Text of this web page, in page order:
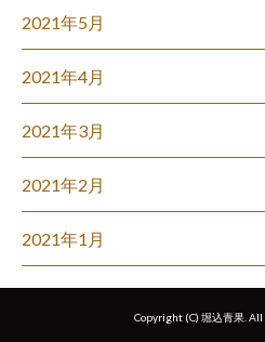
2021年5月
2021年4月
2021年3月
2021年2月
2021年1月
Copyright (C) 堀込青果.